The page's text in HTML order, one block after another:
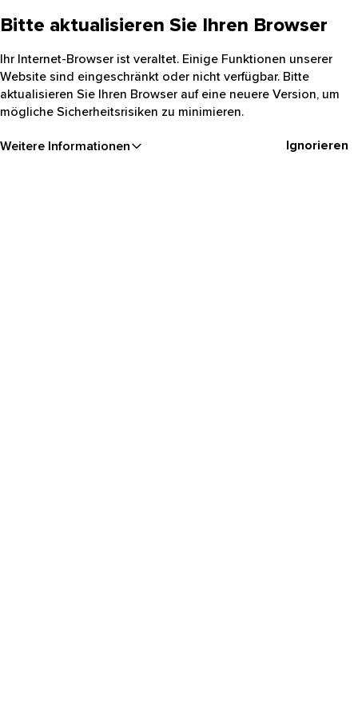
Bitte aktualisieren Sie Ihren Browser
Ihr Internet-Browser ist veraltet. Einige Funktionen unserer
Website sind eingeschränkt oder nicht verfügbar. Bitte
aktualisieren Sie Ihren Browser auf eine neuere Version, um
mögliche Sicherheitsrisiken zu minimieren.
Weitere Informationen Ignorieren